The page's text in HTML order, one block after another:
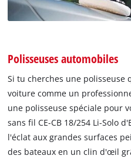
Polisseuses automobiles
Si tu cherches une
voiture comme un
une polisseuse spéciale pour
sans fil CE-CB 18/254 Li-Solo
l'éclat aux grandes surfaces
des bateaux en un clin d'œil